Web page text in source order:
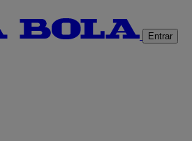
Entrar